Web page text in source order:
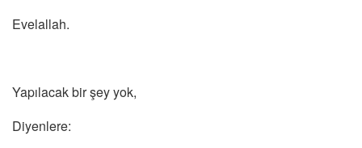
Evelallah.
Yapılacak bir şey yok,
Diyenlere: